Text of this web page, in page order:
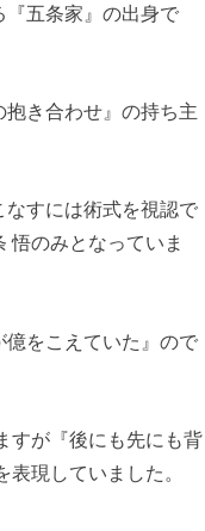
『五条家』の出身で
き合わせ』の持ち主
なすには術式を視認で
悟のみとなっていま
をこえていた』ので
すが『後にも先にも背
現していました。